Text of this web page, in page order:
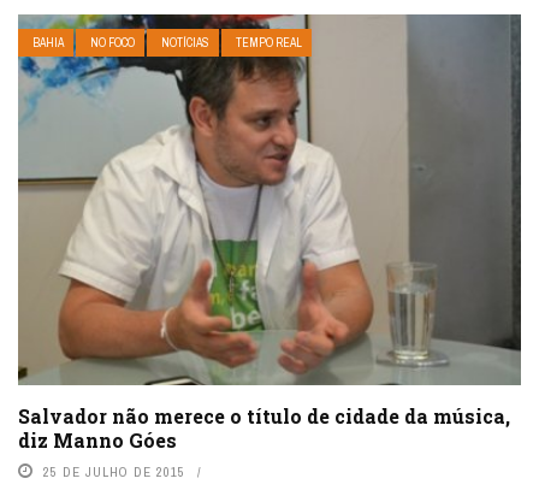
BAHIA NO FOCO NOTÍCIAS TEMPO REAL
Salvador não merece o título de cidade da música,
diz Manno Góes
25 DE JULHO DE 2015